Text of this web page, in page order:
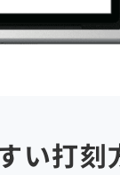
い打刻